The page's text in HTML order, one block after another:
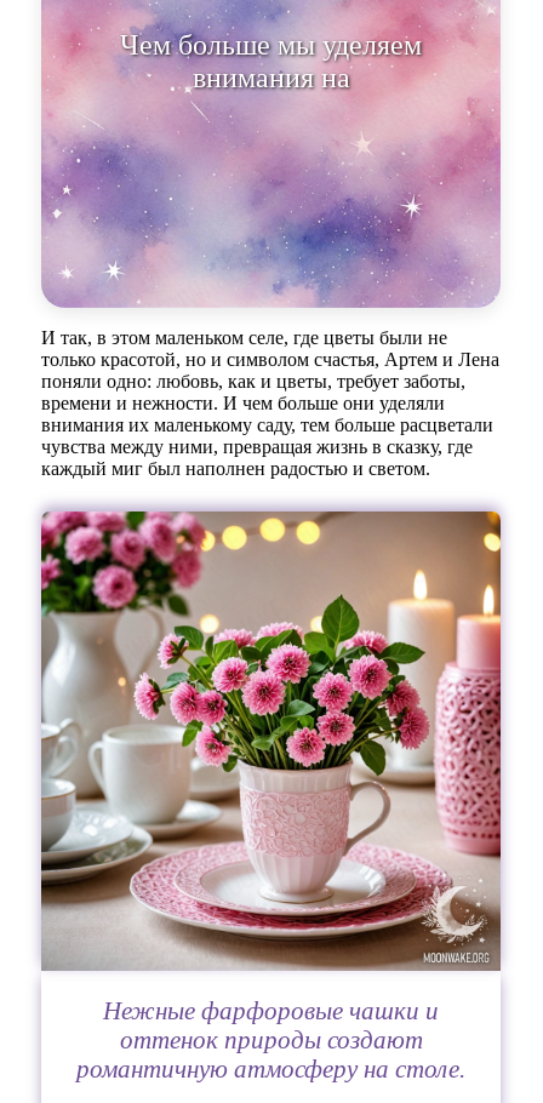
Чем больше мы уделяем
внимания нашему маленькому
саду, тем больш
И так, в этом маленьком селе, где цветы были не
только красотой, но и символом счастья, Артем и Лена
поняли одно: любовь, как и цветы, требует заботы,
времени и нежности. И чем больше они уделяли
внимания их маленькому саду, тем больше расцветали
чувства между ними, превращая жизнь в сказку, где
каждый миг был наполнен радостью и светом.
Нежные фарфоровые чашки и
оттенок природы создают
романтичную атмосферу на столе.